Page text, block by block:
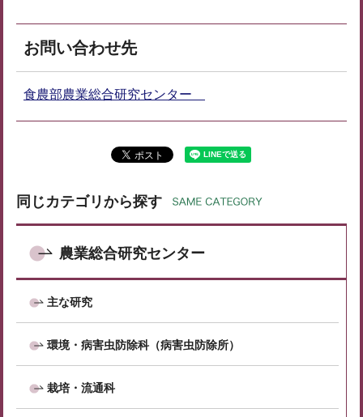
お問い合わせ先
食農部農業総合研究センター
同じカテゴリから探す
農業総合研究センター
主な研究
環境・病害虫防除科（病害虫防除所）
栽培・流通科